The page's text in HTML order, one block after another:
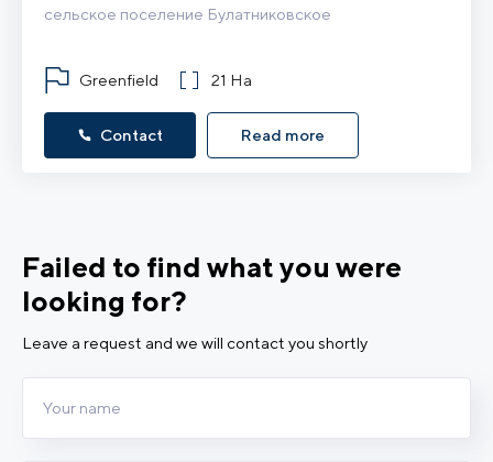
сельское поселение Булатниковское
Greenfield 21 Ha
Contact Read more
Failed to find what you were
looking for?
Leave a request and we will contact you shortly